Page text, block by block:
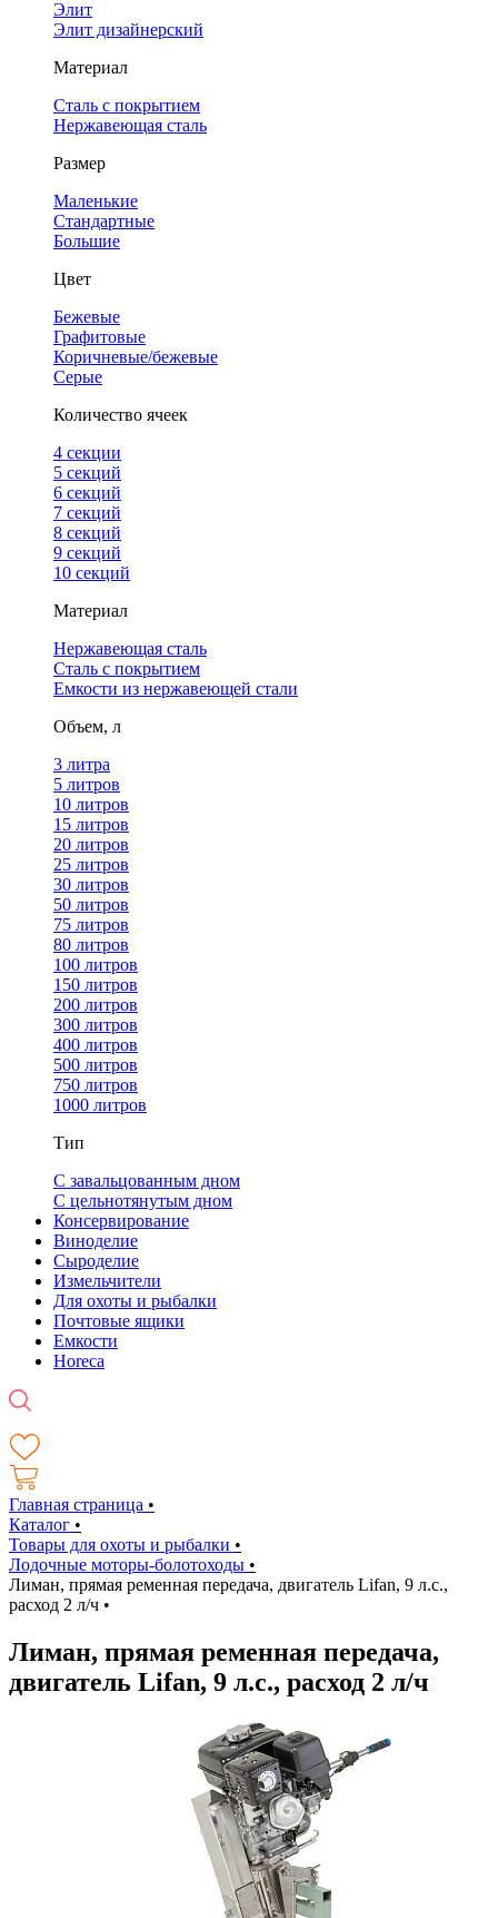
Элит
Элит дизайнерский
Материал
Сталь с покрытием
Нержавеющая сталь
Размер
Маленькие
Стандартные
Большие
Цвет
Бежевые
Графитовые
Коричневые/бежевые
Серые
Количество ячеек
4 cекции
5 секций
6 секций
7 секций
8 секций
9 секций
10 секций
Материал
Нержавеющая сталь
Сталь с покрытием
Емкости из нержавеющей стали
Объем, л
3 литра
5 литров
10 литров
15 литров
20 литров
25 литров
30 литров
50 литров
75 литров
80 литров
100 литров
150 литров
200 литров
300 литров
400 литров
500 литров
750 литров
1000 литров
Тип
С завальцованным дном
С цельнотянутым дном
Консервирование
Виноделие
Сыроделие
Измельчители
Для охоты и рыбалки
Почтовые ящики
Емкости
Horeca
Главная страница •
Каталог •
Товары для охоты и рыбалки •
Лодочные моторы-болотоходы •
Лиман, прямая ременная передача, двигатель Lifan, 9 л.с.,
расход 2 л/ч •
Лиман, прямая ременная передача,
двигатель Lifan, 9 л.с., расход 2 л/ч